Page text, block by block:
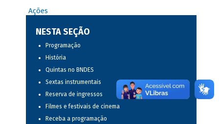
Ações
NESTA SEÇÃO
Programação
História
Quintas no BNDES
Sextas instrumentais
Reserva de ingressos
Filmes e festivais de cinema
Receba a programação